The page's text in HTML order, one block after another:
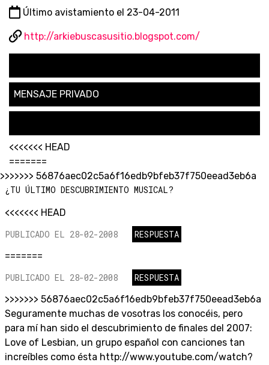
Último avistamiento el 23-04-2011
http://arkiebuscasusitio.blogspot.com/
MENSAJE PRIVADO
<<<<<<< HEAD
=======
>>>>>>> 56876aec02c5a6f16edb9bfeb37f750eead3eb6a
¿TU ÚLTIMO DESCUBRIMIENTO MUSICAL?
<<<<<<< HEAD
PUBLICADO EL 28-02-2008
RESPUESTA
=======
PUBLICADO EL 28-02-2008
RESPUESTA
>>>>>>> 56876aec02c5a6f16edb9bfeb37f750eead3eb6a
Seguramente muchas de vosotras los conocéis, pero
para mí han sido el descubrimiento de finales del 2007:
Love of Lesbian, un grupo español con canciones tan
increíbles como ésta http://www.youtube.com/watch?